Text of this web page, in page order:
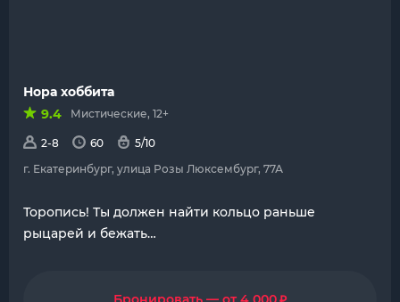
Нора хоббита
9.4
Мистические, 12+
2-8 60
5/10
г. Екатеринбург, улица Розы Люксембург, 77А
Торопись! Ты должен найти кольцо раньше
рыцарей и бежать…